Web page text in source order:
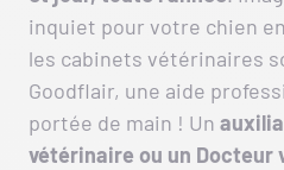
inquiet pour votre chien
les cabinets vétérinaires
Goodflair, une aide
portée de main ! Un
vétérinaire ou un Docteur